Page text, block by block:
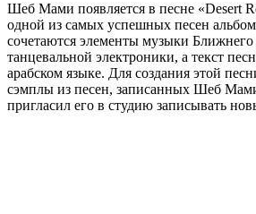
Шеб Мами появляется в песне «Desert
одной из самых успешных песен
сочетаются элементы музыки Ближнего
танцевальной электроники, а текст
арабском языке. Для создания этой
сэмплы из песен, записанных Шеб
пригласил его в студию записывать